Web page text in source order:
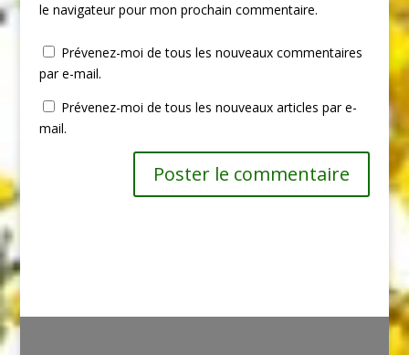
le navigateur pour mon prochain commentaire.
Prévenez-moi de tous les nouveaux commentaires
par e-mail.
Prévenez-moi de tous les nouveaux articles par e-
mail.